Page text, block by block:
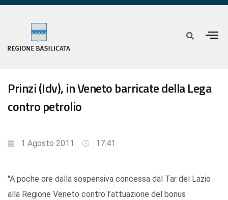
Prinzi (Idv), in Veneto barricate della Lega
contro petrolio
1 Agosto 2011 17:41
''A poche ore dalla sospensiva concessa dal Tar del Lazio
alla Regione Veneto contro l’attuazione del bonus